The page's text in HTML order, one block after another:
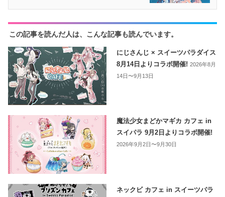
この記事を読んだ人は、こんな記事も読んでいます。
にじさんじ × スイーツパラダイス
8月14日よりコラボ開催!2026年8月
14日〜9月13日
魔法少女まどかマギカ カフェ in
スイパラ 9月2日よりコラボ開催!
2026年9月2日〜9月30日
ネックビ カフェ in スイーツパラ